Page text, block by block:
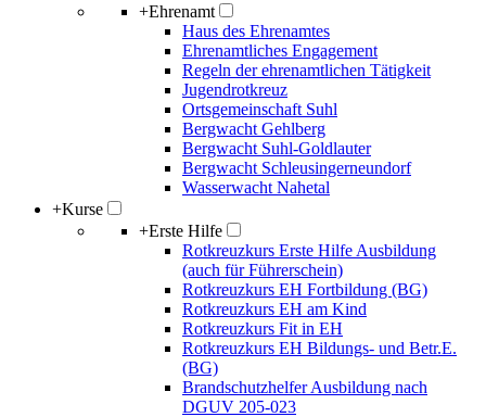
+Ehrenamt
Haus des Ehrenamtes
Ehrenamtliches Engagement
Regeln der ehrenamtlichen Tätigkeit
Jugendrotkreuz
Ortsgemeinschaft Suhl
Bergwacht Gehlberg
Bergwacht Suhl-Goldlauter
Bergwacht Schleusingerneundorf
Wasserwacht Nahetal
+Kurse
+Erste Hilfe
Rotkreuzkurs Erste Hilfe Ausbildung
(auch für Führerschein)
Rotkreuzkurs EH Fortbildung (BG)
Rotkreuzkurs EH am Kind
Rotkreuzkurs Fit in EH
Rotkreuzkurs EH Bildungs- und Betr.E.
(BG)
Brandschutzhelfer Ausbildung nach
DGUV 205-023